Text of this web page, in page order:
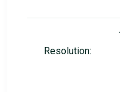
Resolution: